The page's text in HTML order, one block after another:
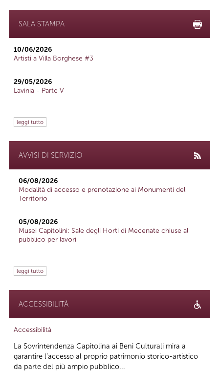
SALA STAMPA
10/06/2026
Artisti a Villa Borghese #3
29/05/2026
Lavinia - Parte V
leggi tutto
AVVISI DI SERVIZIO
06/08/2026
Modalità di accesso e prenotazione ai Monumenti del
Territorio
05/08/2026
Musei Capitolini: Sale degli Horti di Mecenate chiuse al
pubblico per lavori
leggi tutto
ACCESSIBILITÀ
Accessibilità
La Sovrintendenza Capitolina ai Beni Culturali mira a
garantire l’accesso al proprio patrimonio storico-artistico
da parte del più ampio pubblico...